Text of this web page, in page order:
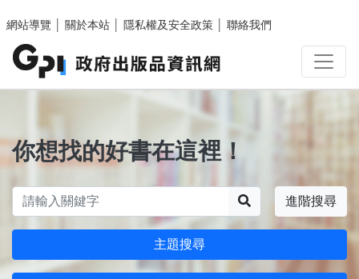
網站導覽
關於本站 隱私權及安全政策 聯絡我們
你想找的好書在這裡！
進階搜尋
主題搜尋